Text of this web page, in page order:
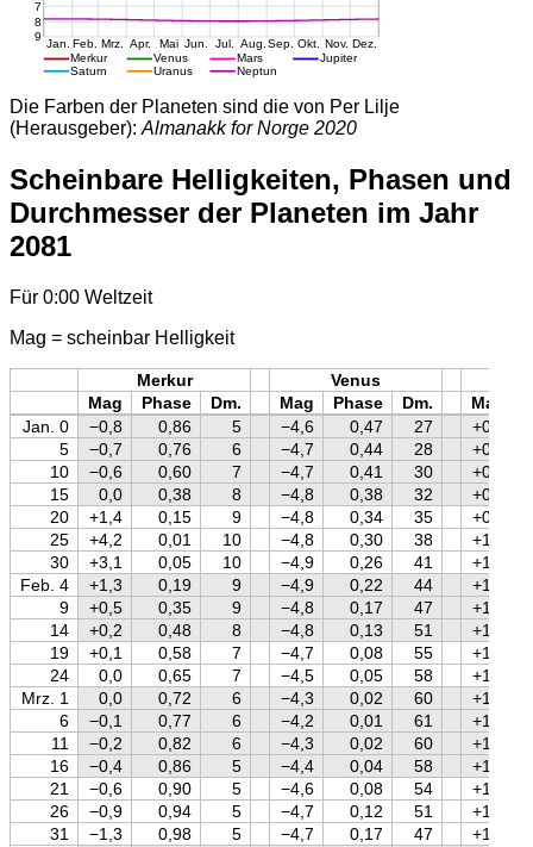
Die Farben der Planeten sind die von Per Lilje
(Herausgeber): Almanakk for Norge 2020
Scheinbare Helligkeiten, Phasen und
Durchmesser der Planeten im Jahr
2081
Für 0:00 Weltzeit
Mag = scheinbar Helligkeit
Merkur Venus
Mag
Phase Dm. Mag Phase Dm. Mag
Jan. 0
−0,8 0,86 5 −4,6 0,47 27
+0,7
5
−0,7 0,76 6 −4,7 0,44 28
+0,8
10
−0,6 0,60 7 −4,7 0,41 30
+0,8
15
0,0 0,38 8 −4,8 0,38 32
+0,9
20
+1,4 0,15 9 −4,8 0,34 35
+0,9
25
+4,2 0,01 10 −4,8 0,30 38
+1,0
30
+3,1 0,05 10 −4,9 0,26 41
+1,0
Feb. 4
+1,3 0,19 9 −4,9 0,22 44
+1,1
9
+0,5 0,35 9 −4,8 0,17 47
+1,1
14
+0,2 0,48 8 −4,8 0,13 51
+1,1
19
+0,1 0,58 7 −4,7 0,08 55
+1,2
24
0,0 0,65 7 −4,5 0,05 58
+1,2
Mrz. 1
0,0 0,72 6 −4,3 0,02 60
+1,3
6
−0,1 0,77 6 −4,2 0,01 61
+1,3
11
−0,2 0,82 6 −4,3 0,02 60
+1,3
16
−0,4 0,86 5 −4,4 0,04 58
+1,4
21
−0,6 0,90 5 −4,6 0,08 54
+1,4
26
−0,9 0,94 5 −4,7 0,12 51
+1,4
31
−1,3 0,98 5 −4,7 0,17 47
+1,5